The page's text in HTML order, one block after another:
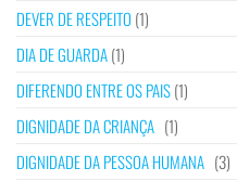
DEVER DE RESPEITO (1)
DIA DE GUARDA(1)
DIFERENDO ENTRE OS PAIS(1)
DIGNIDADE DA CRIANÇA (1)
DIGNIDADE DA PESSOA HUMANA (3)